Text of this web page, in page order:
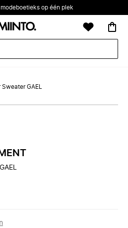
op één plek
GAEL